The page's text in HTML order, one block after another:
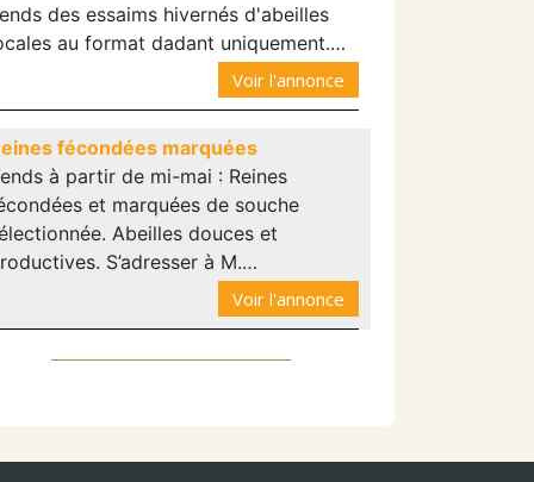
des essaims hivernés d'abeilles
au format dadant uniquement.…
Voir l'annonce
fécondées marquées
à partir de mi-mai : Reines
et marquées de souche
Abeilles douces et
S’adresser à M.…
Voir l'annonce